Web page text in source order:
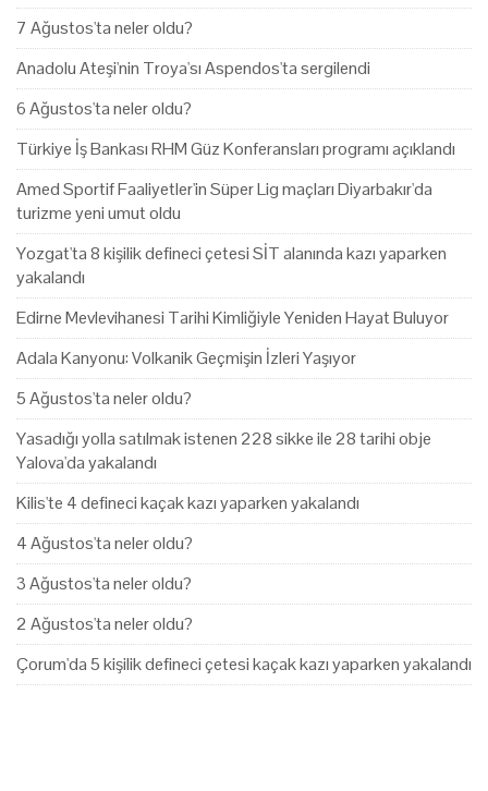
7 Ağustos'ta neler oldu?
Anadolu Ateşi'nin Troya'sı Aspendos'ta sergilendi
6 Ağustos'ta neler oldu?
Türkiye İş Bankası RHM Güz Konferansları programı açıklandı
Amed Sportif Faaliyetler'in Süper Lig maçları Diyarbakır'da
turizme yeni umut oldu
Yozgat'ta 8 kişilik defineci çetesi SİT alanında kazı yaparken
yakalandı
Edirne Mevlevihanesi Tarihi Kimliğiyle Yeniden Hayat Buluyor
Adala Kanyonu: Volkanik Geçmişin İzleri Yaşıyor
5 Ağustos'ta neler oldu?
Yasadığı yolla satılmak istenen 228 sikke ile 28 tarihi obje
Yalova'da yakalandı
Kilis'te 4 defineci kaçak kazı yaparken yakalandı
4 Ağustos'ta neler oldu?
3 Ağustos'ta neler oldu?
2 Ağustos'ta neler oldu?
Çorum'da 5 kişilik defineci çetesi kaçak kazı yaparken yakalandı